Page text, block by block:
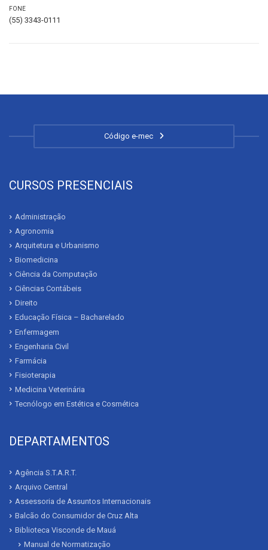
FONE
(55) 3343-0111
Código e-mec
CURSOS PRESENCIAIS
Administração
Agronomia
Arquitetura e Urbanismo
Biomedicina
Ciência da Computação
Ciências Contábeis
Direito
Educação Física – Bacharelado
Enfermagem
Engenharia Civil
Farmácia
Fisioterapia
Medicina Veterinária
Tecnólogo em Estética e Cosmética
DEPARTAMENTOS
Agência S.T.A.R.T.
Arquivo Central
Assessoria de Assuntos Internacionais
Balcão do Consumidor de Cruz Alta
Biblioteca Visconde de Mauá
Manual de Normatização